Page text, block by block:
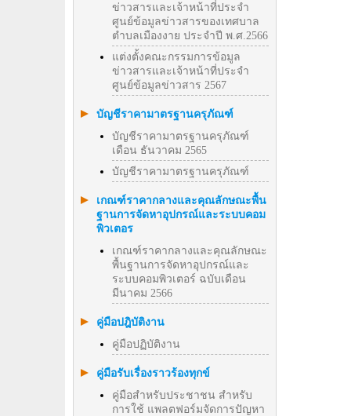
ข่าวสารและเจ้าหน้าที่ประจำ
ศูนย์ข้อมูลข่าวสารของเทศบาล
ตำบลเมืองงาย ประจำปี พ.ศ.2566
แต่งตั้งคณะกรรมการข้อมูล
ข่าวสารและเจ้าหน้าที่ประจำ
ศูนย์ข้อมูลข่าวสาร 2567
บัญชีราคามาตรฐานครุภัณฑ์
บัญชีราคามาตรฐานครุภัณฑ์
เดือน ธันวาคม 2565
บัญชีราคามาตรฐานครุภัณฑ์
เกณฑ์ราคากลางและคุณลักษณะพื้น
ฐานการจัดหาอุปกรณ์และระบบคอม
พิวเตอร
เกณฑ์ราคากลางและคุณลักษณะ
พื้นฐานการจัดหาอุปกรณ์และ
ระบบคอมพิวเตอร์ ฉบับเดือน
มีนาคม 2566
คู่มือปฎิบัติงาน
คู่มือปฏิบัติงาน
คู่มือรับเรื่องราวร้องทุกข์
คู่มือสำหรับประชาชน สำหรับ
การใช้ แพลตฟอร์มจัดการปัญหา